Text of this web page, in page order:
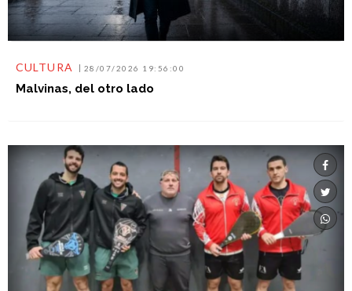
CULTURA 28/07/2026 19:56:00
Malvinas, del otro lado